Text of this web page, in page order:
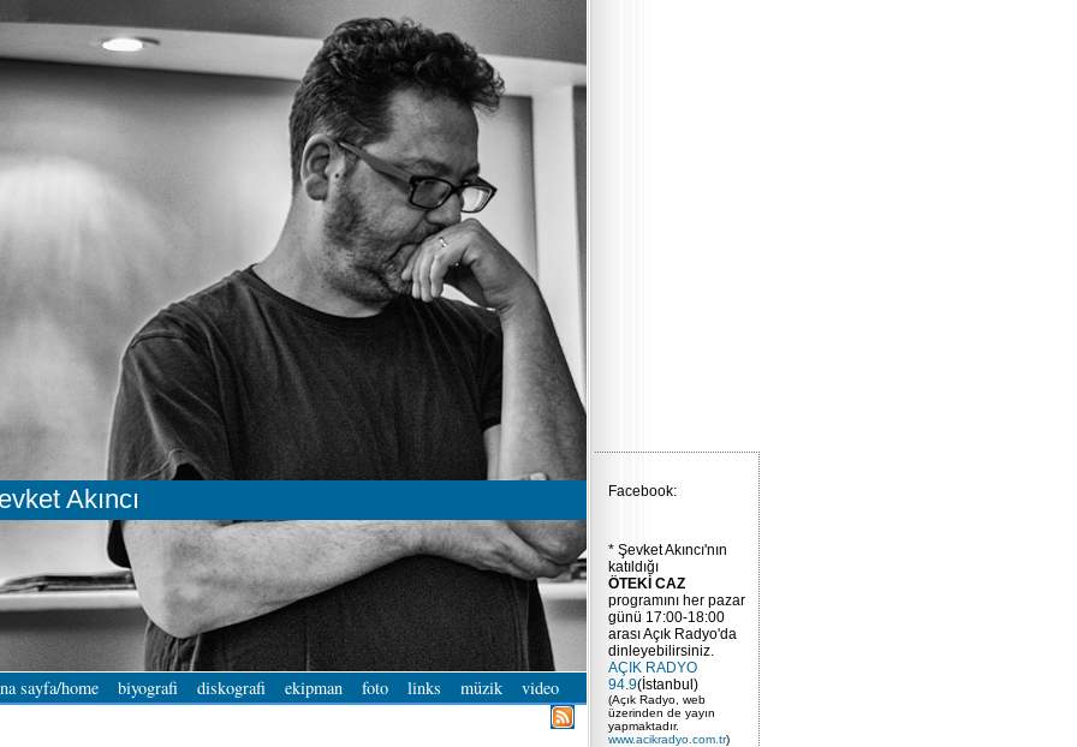
Akıncı
sayfa/home biyografi diskografi ekipman foto links müzik video
Facebook:
* Şevket Akıncı'nın
katıldığı
ÖTEKİ CAZ
programını her pazar
günü 17:00-18:00
arası Açık Radyo'da
dinleyebilirsiniz.
AÇIK RADYO
94.9(İstanbul)
(Açık Radyo, web
üzerinden de yayın
yapmaktadır.
www.acikradyo.com.tr)